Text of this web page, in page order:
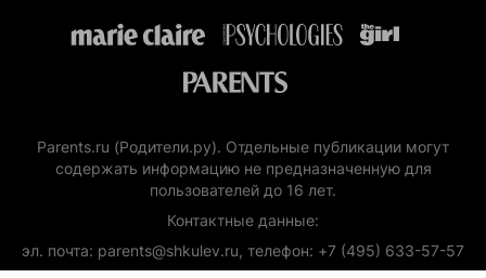
Parents.ru (Родители.ру). Отдельные публикации могут
содержать информацию не предназначенную для
пользователей до 16 лет.
Контактные данные:
эл. почта: parents@shkulev.ru, телефон: +7 (495) 633-57-57